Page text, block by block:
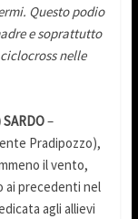
Questo podio
e soprattutto
nelle
SARDO–
Pradipozzo),
il vento,
ai precedenti nel
agli allievi